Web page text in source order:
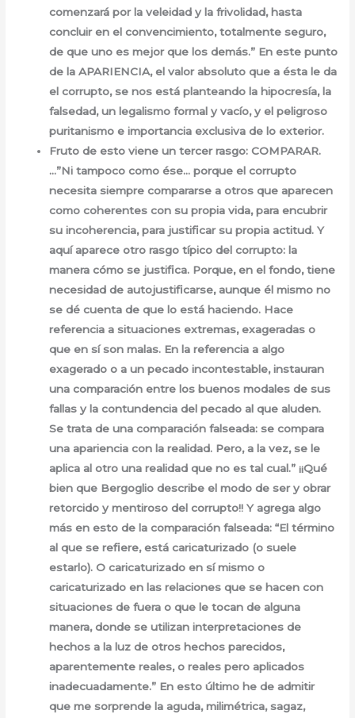
comenzará por la veleidad y la frivolidad, hasta
concluir en el convencimiento, totalmente seguro,
de que uno es mejor que los demás.” En este punto
de la APARIENCIA, el valor absoluto que a ésta le da
el corrupto, se nos está planteando la hipocresía, la
falsedad, un legalismo formal y vacío, y el peligroso
puritanismo e importancia exclusiva de lo exterior.
Fruto de esto viene un tercer rasgo: COMPARAR.
…”Ni tampoco como ése… porque el corrupto
necesita siempre compararse a otros que aparecen
como coherentes con su propia vida, para encubrir
su incoherencia, para justificar su propia actitud. Y
aquí aparece otro rasgo típico del corrupto: la
manera cómo se justifica. Porque, en el fondo, tiene
necesidad de autojustificarse, aunque él mismo no
se dé cuenta de que lo está haciendo. Hace
referencia a situaciones extremas, exageradas o
que en sí son malas. En la referencia a algo
exagerado o a un pecado incontestable, instauran
una comparación entre los buenos modales de sus
fallas y la contundencia del pecado al que aluden.
Se trata de una comparación falseada: se compara
una apariencia con la realidad. Pero, a la vez, se le
aplica al otro una realidad que no es tal cual.” ¡¡Qué
bien que Bergoglio describe el modo de ser y obrar
retorcido y mentiroso del corrupto!! Y agrega algo
más en esto de la comparación falseada: “El término
al que se refiere, está caricaturizado (o suele
estarlo). O caricaturizado en sí mismo o
caricaturizado en las relaciones que se hacen con
situaciones de fuera o que le tocan de alguna
manera, donde se utilizan interpretaciones de
hechos a la luz de otros hechos parecidos,
aparentemente reales, o reales pero aplicados
inadecuadamente.” En esto último he de admitir
que me sorprende la aguda, milimétrica, sagaz,